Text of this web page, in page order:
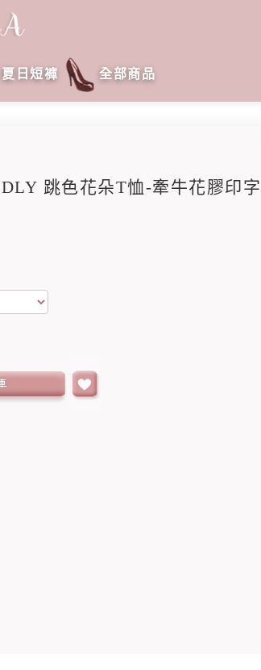
夏日短褲 全部商品
DLY 跳色花朵T恤-牽牛花膠印